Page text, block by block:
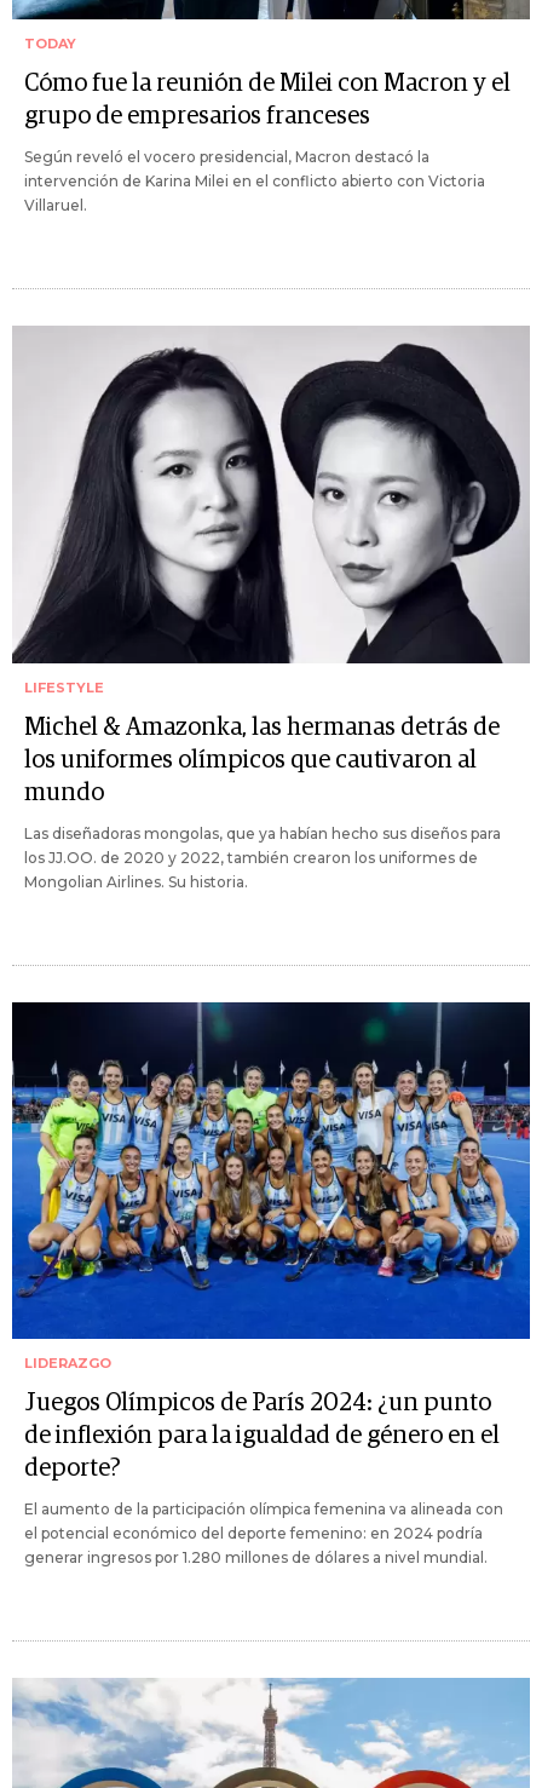
TODAY
Cómo fue la reunión de Milei con Macron y el
grupo de empresarios franceses
Según reveló el vocero presidencial, Macron destacó la
intervención de Karina Milei en el conflicto abierto con Victoria
Villaruel.
LIFESTYLE
Michel & Amazonka, las hermanas detrás de
los uniformes olímpicos que cautivaron al
mundo
Las diseñadoras mongolas, que ya habían hecho sus diseños para
los JJ.OO. de 2020 y 2022, también crearon los uniformes de
Mongolian Airlines. Su historia.
LIDERAZGO
Juegos Olímpicos de París 2024: ¿un punto
de inflexión para la igualdad de género en el
deporte?
El aumento de la participación olímpica femenina va alineada con
el potencial económico del deporte femenino: en 2024 podría
generar ingresos por 1.280 millones de dólares a nivel mundial.